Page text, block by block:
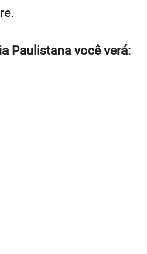
Paulistana você verá: